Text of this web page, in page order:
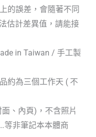
的誤差，會隨著不同
估計差異值，請能接
in Taiwan / 手工製
約為三個工作天 ( 不
、內頁)，不含照片
等非筆記本本體商